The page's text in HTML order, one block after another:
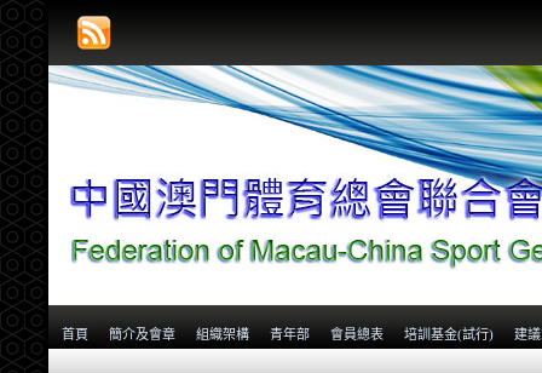
首頁 簡介及會章 組織架構 青年部 會員總表 培訓基金(試行) 建